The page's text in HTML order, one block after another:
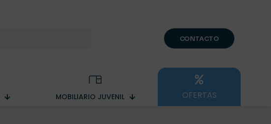
CONTACTO
MOBILIARIO JUVENIL OFERTAS